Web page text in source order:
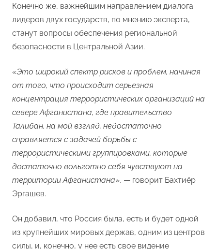
Конечно же, важнейшим направлением диалога
лидеров двух государств, по мнению эксперта,
станут вопросы обеспечения региональной
безопасности в Центральной Азии.
«Это широкий спектр рисков и проблем, начиная
от того, что происходит серьезная
концентрация террористических организаций на
севере Афганистана, где правительство
Талибан, на мой взгляд, недостаточно
справляется с задачей борьбы с
террористическими группировками, которые
достаточно вольготно себя чувствуют на
территории Афганистана», — говорит Бахтиёр
Эргашев.
Он добавил, что Россия была, есть и будет одной
из крупнейших мировых держав, одним из центров
силы, и, конечно, у нее есть свое видение